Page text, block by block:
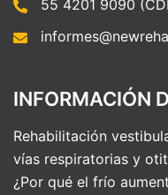
55 4201 9090
INFORMACIÓN
Rehabilitación
vías respiratorias y
¿Por qué el frío